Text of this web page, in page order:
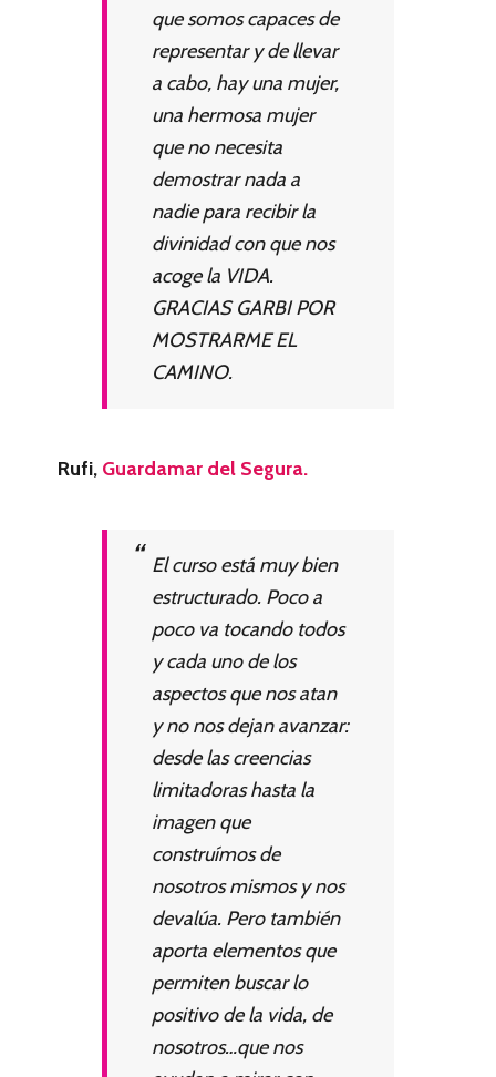
que somos capaces de
representar y de llevar
a cabo, hay una mujer,
una hermosa mujer
que no necesita
demostrar nada a
nadie para recibir la
divinidad con que nos
acoge la VIDA.
GRACIAS GARBI POR
MOSTRARME EL
CAMINO.
Rufi, Guardamar del Segura.
El curso está muy bien
estructurado. Poco a
poco va tocando todos
y cada uno de los
aspectos que nos atan
y no nos dejan avanzar:
desde las creencias
limitadoras hasta la
imagen que
construímos de
nosotros mismos y nos
devalúa. Pero también
aporta elementos que
permiten buscar lo
positivo de la vida, de
nosotros…que nos